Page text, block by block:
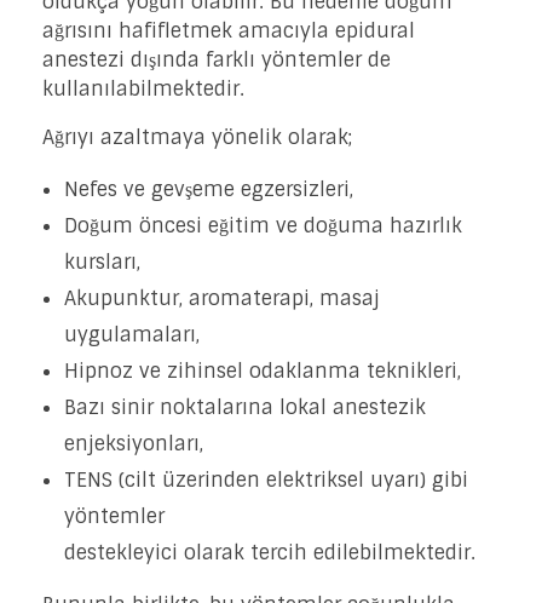
ağrısını hafifletmek amacıyla epidural
anestezi dışında farklı yöntemler de
kullanılabilmektedir.
Ağrıyı azaltmaya yönelik olarak;
Nefes ve gevşeme egzersizleri,
Doğum öncesi eğitim ve doğuma hazırlık
kursları,
Akupunktur, aromaterapi, masaj
uygulamaları,
Hipnoz ve zihinsel odaklanma teknikleri,
Bazı sinir noktalarına lokal anestezik
enjeksiyonları,
TENS (cilt üzerinden elektriksel uyarı) gibi
yöntemler
destekleyici olarak tercih edilebilmektedir.